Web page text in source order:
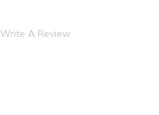
Write A Review